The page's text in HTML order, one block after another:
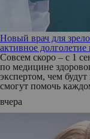
Новый врач для
активное долголетие
Совсем скоро – с 1
по медицине
экспертом, чем
смогут помочь
вчера